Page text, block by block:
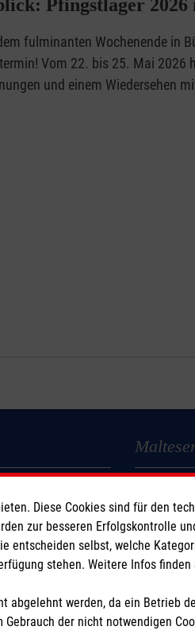
Pfingstlager 2026
fulminanten Wochenende in
Vom 22. bis 25. Mai 2026
und einem Wiedersehen
Malteser
Sharepoint
Diese Cookies sind für den
zur besseren Erfolgskontrolle
entscheiden selbst, welche
stehen. Weitere Infos
abgelehnt werden, da ein Betrieb
der nicht notwendigen